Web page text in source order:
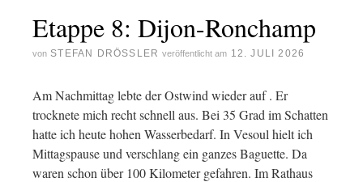
Etappe 8: Dijon-Ronchamp
von STEFAN DRÖSSLER veröffentlicht am 12. JULI 2026
Am Nachmittag lebte der Ostwind wieder auf . Er
trocknete mich recht schnell aus. Bei 35 Grad im Schatten
hatte ich heute hohen Wasserbedarf. In Vesoul hielt ich
Mittagspause und verschlang ein ganzes Baguette. Da
waren schon über 100 Kilometer gefahren. Im Rathaus